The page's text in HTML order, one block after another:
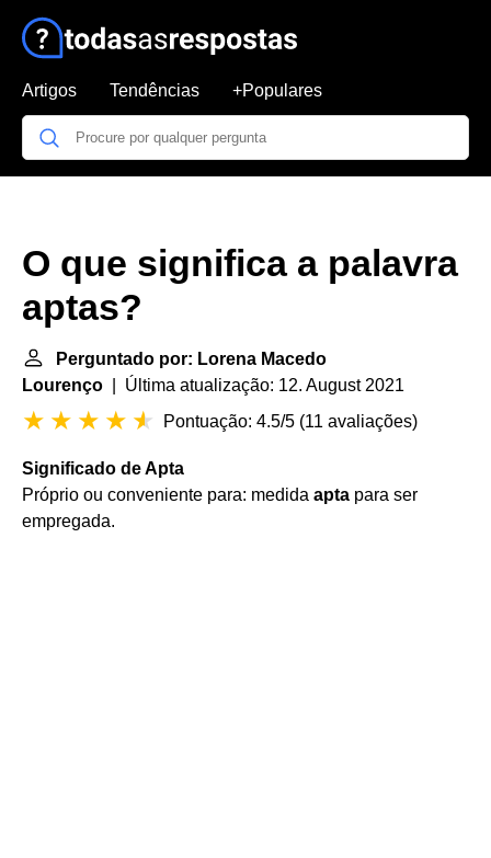
Artigos Tendências +Populares
O que significa a palavra
aptas?
Perguntado por: Lorena Macedo
Lourenço | Última atualização: 12. August 2021
Pontuação: 4.5/5 (11 avaliações)
Significado de Apta
Próprio ou conveniente para: medida apta para ser
empregada.